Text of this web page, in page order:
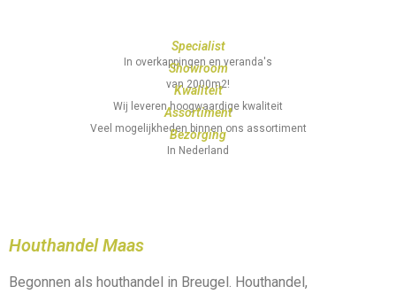
Specialist
In overkappingen en veranda's
Showroom
van 2000m2!
Kwaliteit
Wij leveren hoogwaardige kwaliteit
Assortiment
Veel mogelijkheden binnen ons assortiment
Bezorging
In Nederland
Houthandel Maas
Begonnen als houthandel in Breugel. Houthandel,